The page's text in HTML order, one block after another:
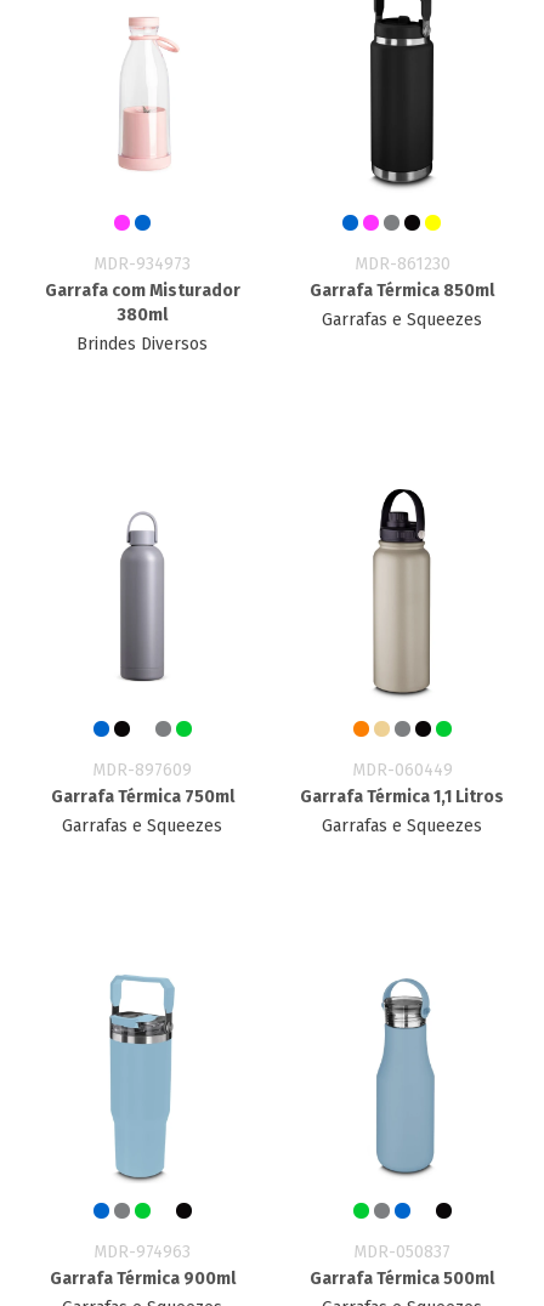
MDR-934973
Garrafa com Misturador
380ml
Brindes Diversos
MDR-861230
Garrafa Térmica 850ml
Garrafas e Squeezes
MDR-897609
Garrafa Térmica 750ml
Garrafas e Squeezes
MDR-060449
Garrafa Térmica 1,1 Litros
Garrafas e Squeezes
MDR-974963
Garrafa Térmica 900ml
MDR-050837
Garrafa Térmica 500ml